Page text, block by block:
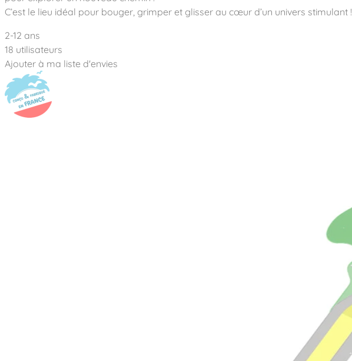
Nous rejoindre
Street workout
Surfpark
Équipements sportifs
Accessoires ludiques
Établissements scolaires
Architectes, Paysagistes-concepteurs
Camping et résidences de vacances
Notre expertise
Des aires intergénérationnelles de convivialité
Des aires de jeux pour tous les enfants
L’éco-conception de nos jeux
La végétalisation des cours d’école
Réalisations
Contact
Les questions fréquentes
C’est le lieu idéal pour bouger, grimper et glisser au cœur d’un univers stimulant !
2-12 ans
18 utilisateurs
Ajouter à ma liste d'envies